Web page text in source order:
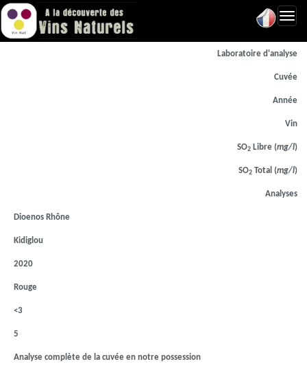
Laboratoire d'analyse
Cuvée
Année
Vin
SO2 Libre (mg/l)
SO2 Total (mg/l)
Analyses
Dioenos Rhône
Kidiglou
2020
Rouge
<3
5
Analyse complète de la cuvée en notre possession